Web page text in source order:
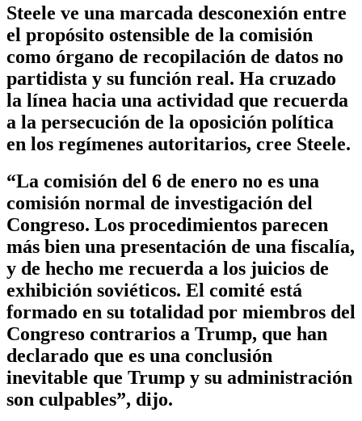
Steele ve una marcada desconexión entre
el propósito ostensible de la comisión
como órgano de recopilación de datos no
partidista y su función real. Ha cruzado
la línea hacia una actividad que recuerda
a la persecución de la oposición política
en los regímenes autoritarios, cree Steele.
“La comisión del 6 de enero no es una
comisión normal de investigación del
Congreso. Los procedimientos parecen
más bien una presentación de una fiscalía,
y de hecho me recuerda a los juicios de
exhibición soviéticos. El comité está
formado en su totalidad por miembros del
Congreso contrarios a Trump, que han
declarado que es una conclusión
inevitable que Trump y su administración
son culpables”, dijo.